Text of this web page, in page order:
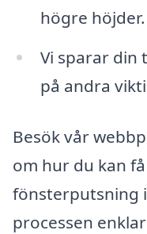
högre höjder.
Vi sparar din
på andra
Besök vår
om hur du kan
fönsterputsning
processen